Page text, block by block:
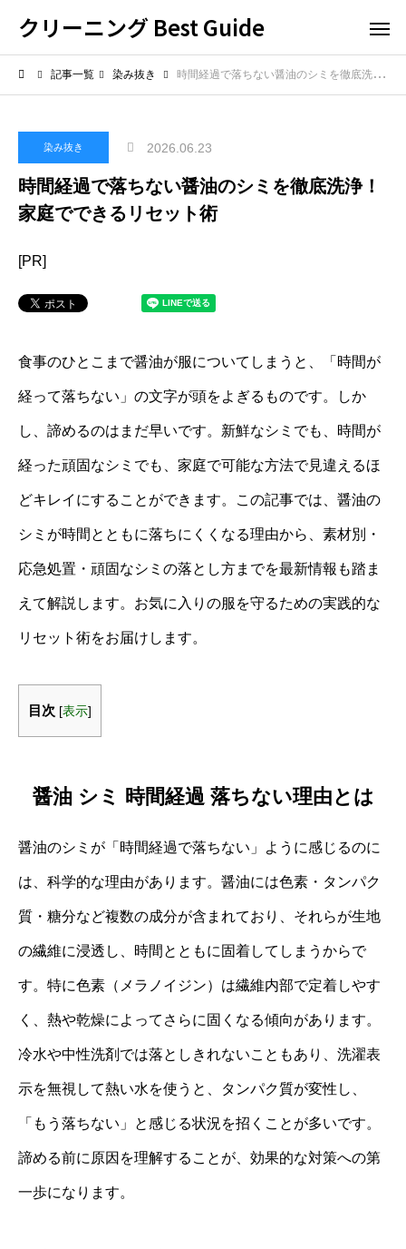
クリーニング Best Guide
記事一覧 染み抜き 時間経過で落ちない醤油のシミを徹底洗浄！家庭でできるリセット術
染み抜き 2026.06.23
時間経過で落ちない醤油のシミを徹底洗浄！
家庭でできるリセット術
[PR]
食事のひとこまで醤油が服についてしまうと、「時間が
経って落ちない」の文字が頭をよぎるものです。しか
し、諦めるのはまだ早いです。新鮮なシミでも、時間が
経った頑固なシミでも、家庭で可能な方法で見違えるほ
どキレイにすることができます。この記事では、醤油の
シミが時間とともに落ちにくくなる理由から、素材別・
応急処置・頑固なシミの落とし方までを最新情報も踏ま
えて解説します。お気に入りの服を守るための実践的な
リセット術をお届けします。
目次 [表示]
醤油 シミ 時間経過 落ちない理由とは
醤油のシミが「時間経過で落ちない」ように感じるのに
は、科学的な理由があります。醤油には色素・タンパク
質・糖分など複数の成分が含まれており、それらが生地
の繊維に浸透し、時間とともに固着してしまうからで
す。特に色素（メラノイジン）は繊維内部で定着しやす
く、熱や乾燥によってさらに固くなる傾向があります。
冷水や中性洗剤では落としきれないこともあり、洗濯表
示を無視して熱い水を使うと、タンパク質が変性し、
「もう落ちない」と感じる状況を招くことが多いです。
諦める前に原因を理解することが、効果的な対策への第
一歩になります。